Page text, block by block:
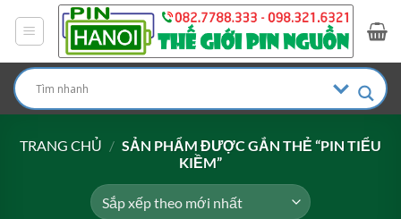
dung
TRANG CHỦ / SẢN PHẨM ĐƯỢC GẮN THẺ “PIN TIỂU
KIỀM”